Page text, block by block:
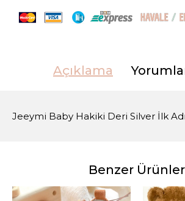
Açıklama
Jeeymi Baby Hakiki Deri Silver İlk
Benzer Ürünler